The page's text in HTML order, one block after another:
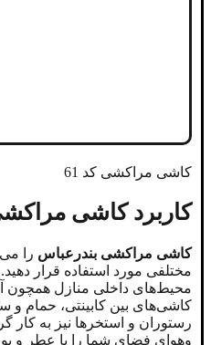
کاشی مراکشی کد 61
کاربرد کاشی
کاشی مراکشی بندرعباس را
مختلفی مورد استفاده قرار
محیط‌های داخلی منازل همچون
کاشی‌های بین کابینتی، حمام و
رستوران و استخر‌ها نیز به کار
وهوای فضای شما را با عطر و